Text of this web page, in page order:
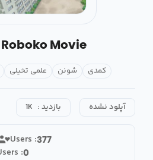
Movie
کمدی شونن علمی تخیلی
آپلود نشده بازدید : 1K
Users :377
:0